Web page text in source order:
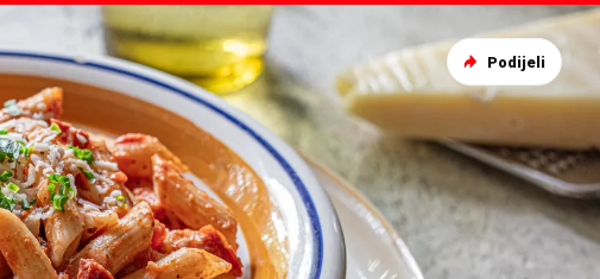
Podijeli